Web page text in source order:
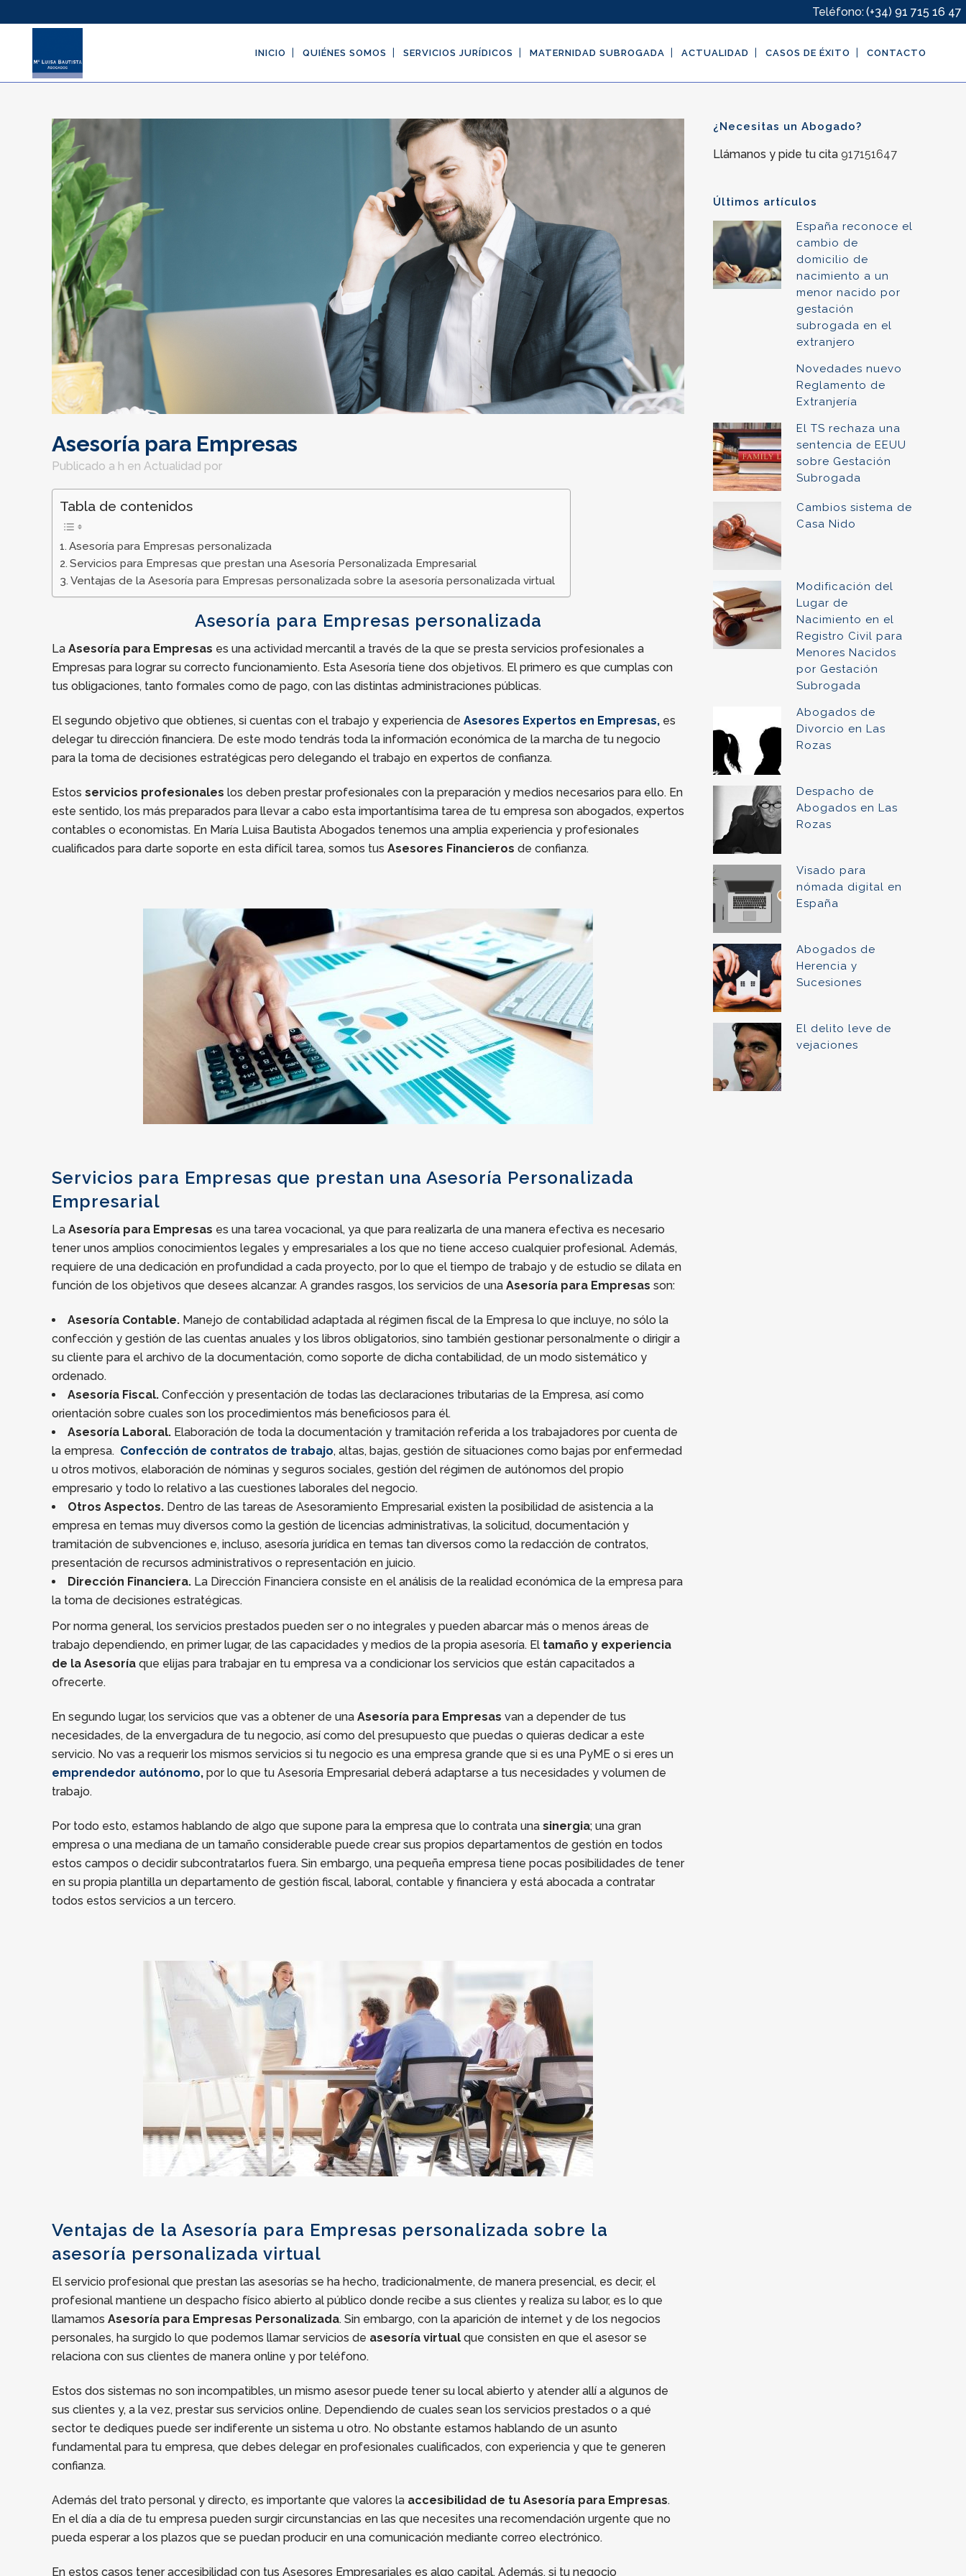
Teléfono:(+34) 91 715 16 47
INICIO QUIÉNES SOMOS SERVICIOS JURÍDICOS MATERNIDAD SUBROGADA ACTUALIDAD CASOS DE ÉXITO CONTACTO
Asesoría para Empresas
Publicado a h en Actualidad por
Tabla de contenidos
Asesoría para Empresas personalizada
Servicios para Empresas que prestan una Asesoría Personalizada Empresarial
Ventajas de la Asesoría para Empresas personalizada sobre la asesoría personalizada virtual
Asesoría para Empresas personalizada
La Asesoría para Empresas es una actividad mercantil a través de la que se presta servicios profesionales a
Empresas para lograr su correcto funcionamiento. Esta Asesoría tiene dos objetivos. El primero es que cumplas con
tus obligaciones, tanto formales como de pago, con las distintas administraciones públicas.
El segundo objetivo que obtienes, si cuentas con el trabajo y experiencia de Asesores Expertos en Empresas, es
delegar tu dirección financiera. De este modo tendrás toda la información económica de la marcha de tu negocio
para la toma de decisiones estratégicas pero delegando el trabajo en expertos de confianza.
Estos servicios profesionales los deben prestar profesionales con la preparación y medios necesarios para ello. En
este sentido, los más preparados para llevar a cabo esta importantísima tarea de tu empresa son abogados, expertos
contables o economistas. En María Luisa Bautista Abogados tenemos una amplia experiencia y profesionales
cualificados para darte soporte en esta difícil tarea, somos tus Asesores Financieros de confianza.
Servicios para Empresas que prestan una Asesoría Personalizada
Empresarial
La Asesoría para Empresas es una tarea vocacional, ya que para realizarla de una manera efectiva es necesario
tener unos amplios conocimientos legales y empresariales a los que no tiene acceso cualquier profesional. Además,
requiere de una dedicación en profundidad a cada proyecto, por lo que el tiempo de trabajo y de estudio se dilata en
función de los objetivos que desees alcanzar. A grandes rasgos, los servicios de una Asesoría para Empresas son:
Asesoría Contable. Manejo de contabilidad adaptada al régimen fiscal de la Empresa lo que incluye, no sólo la
confección y gestión de las cuentas anuales y los libros obligatorios, sino también gestionar personalmente o dirigir a
su cliente para el archivo de la documentación, como soporte de dicha contabilidad, de un modo sistemático y
ordenado.
Asesoría Fiscal. Confección y presentación de todas las declaraciones tributarias de la Empresa, así como
orientación sobre cuales son los procedimientos más beneficiosos para él.
Asesoría Laboral. Elaboración de toda la documentación y tramitación referida a los trabajadores por cuenta de
la empresa. Confección de contratos de trabajo, altas, bajas, gestión de situaciones como bajas por enfermedad
u otros motivos, elaboración de nóminas y seguros sociales, gestión del régimen de autónomos del propio
empresario y todo lo relativo a las cuestiones laborales del negocio.
Otros Aspectos. Dentro de las tareas de Asesoramiento Empresarial existen la posibilidad de asistencia a la
empresa en temas muy diversos como la gestión de licencias administrativas, la solicitud, documentación y
tramitación de subvenciones e, incluso, asesoría jurídica en temas tan diversos como la redacción de contratos,
presentación de recursos administrativos o representación en juicio.
Dirección Financiera. La Dirección Financiera consiste en el análisis de la realidad económica de la empresa para
la toma de decisiones estratégicas.
Por norma general, los servicios prestados pueden ser o no integrales y pueden abarcar más o menos áreas de
trabajo dependiendo, en primer lugar, de las capacidades y medios de la propia asesoría. El tamaño y experiencia
de la Asesoría que elijas para trabajar en tu empresa va a condicionar los servicios que están capacitados a
ofrecerte.
En segundo lugar, los servicios que vas a obtener de una Asesoría para Empresas van a depender de tus
necesidades, de la envergadura de tu negocio, así como del presupuesto que puedas o quieras dedicar a este
servicio. No vas a requerir los mismos servicios si tu negocio es una empresa grande que si es una PyME o si eres un
emprendedor autónomo, por lo que tu Asesoría Empresarial deberá adaptarse a tus necesidades y volumen de
trabajo.
Por todo esto, estamos hablando de algo que supone para la empresa que lo contrata una sinergia; una gran
empresa o una mediana de un tamaño considerable puede crear sus propios departamentos de gestión en todos
estos campos o decidir subcontratarlos fuera. Sin embargo, una pequeña empresa tiene pocas posibilidades de tener
en su propia plantilla un departamento de gestión fiscal, laboral, contable y financiera y está abocada a contratar
todos estos servicios a un tercero.
Ventajas de la Asesoría para Empresas personalizada sobre la
asesoría personalizada virtual
El servicio profesional que prestan las asesorías se ha hecho, tradicionalmente, de manera presencial, es decir, el
profesional mantiene un despacho físico abierto al público donde recibe a sus clientes y realiza su labor, es lo que
llamamos Asesoría para Empresas Personalizada. Sin embargo, con la aparición de internet y de los negocios
personales, ha surgido lo que podemos llamar servicios de asesoría virtual que consisten en que el asesor se
relaciona con sus clientes de manera online y por teléfono.
Estos dos sistemas no son incompatibles, un mismo asesor puede tener su local abierto y atender allí a algunos de
sus clientes y, a la vez, prestar sus servicios online. Dependiendo de cuales sean los servicios prestados o a qué
sector te dediques puede ser indiferente un sistema u otro. No obstante estamos hablando de un asunto
fundamental para tu empresa, que debes delegar en profesionales cualificados, con experiencia y que te generen
confianza.
Además del trato personal y directo, es importante que valores la accesibilidad de tu Asesoría para Empresas.
En el día a día de tu empresa pueden surgir circunstancias en las que necesites una recomendación urgente que no
pueda esperar a los plazos que se puedan producir en una comunicación mediante correo electrónico.
En estos casos tener accesibilidad con tus Asesores Empresariales es algo capital. Además, si tu negocio
¿Necesitas un Abogado?
Llámanos y pide tu cita 917151647
Últimos artículos
España reconoce el
cambio de
domicilio de
nacimiento a un
menor nacido por
gestación
subrogada en el
extranjero
Novedades nuevo
Reglamento de
Extranjería
El TS rechaza una
sentencia de EEUU
sobre Gestación
Subrogada
Cambios sistema de
Casa Nido
Modificación del
Lugar de
Nacimiento en el
Registro Civil para
Menores Nacidos
por Gestación
Subrogada
Abogados de
Divorcio en Las
Rozas
Despacho de
Abogados en Las
Rozas
Visado para
nómada digital en
España
Abogados de
Herencia y
Sucesiones
El delito leve de
vejaciones